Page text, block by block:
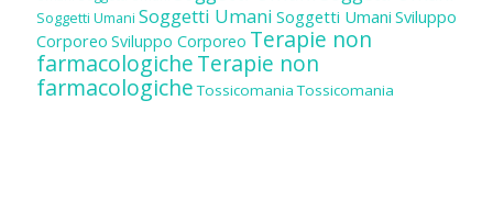
Soggetti Umani Soggetti Umani Soggetti Umani Sviluppo
Corporeo Sviluppo Corporeo Terapie non
farmacologicheTerapie non
farmacologiche Tossicomania Tossicomania